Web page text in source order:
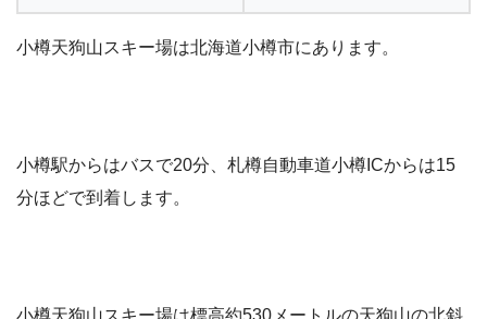
小樽天狗山スキー場は北海道小樽市にあります。
小樽駅からはバスで20分、札樽自動車道小樽ICからは15
分ほどで到着します。
小樽天狗山スキー場は標高約530メートルの天狗山の北斜